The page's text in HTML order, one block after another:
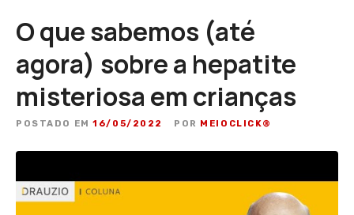
O que sabemos (até
agora) sobre a hepatite
misteriosa em crianças
POSTADO EM 16/05/2022 POR MEIOCLICK®